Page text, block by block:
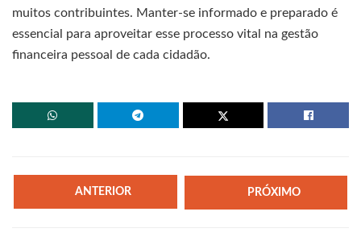
muitos contribuintes. Manter-se informado e preparado é
essencial para aproveitar esse processo vital na gestão
financeira pessoal de cada cidadão.
ANTERIOR PRÓXIMO